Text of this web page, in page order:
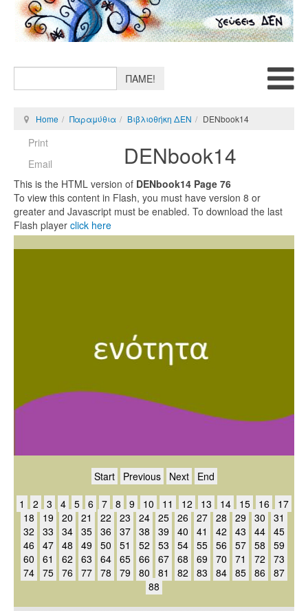
ΠΑΜΕ!
Home Παραμύθια Βιβλιοθήκη ΔΕΝ DENbook14
Print
Email
DENbook14
This is the HTML version of DENbook14 Page 76
To view this content in Flash, you must have version 8 or
greater and Javascript must be enabled. To download the last
Flash player click here
Start Previous Next
End
1
2 3 4 5 6 7 8 9 10 11 12 13 14 15 16
17
18
19 20 21 22 23 24 25 26 27 28 29 30
31
32
33 34 35 36 37 38 39 40 41 42 43 44 45
46
47 48 49 50 51 52 53 54 55 56 57 58
59
60
61 62 63 64 65 66 67 68 69 70 71 72
73
74 75 76 77 78 79 80 81 82 83 84 85 86
87
88